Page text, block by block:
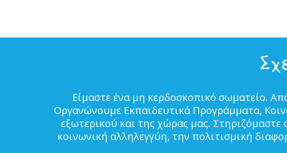
Είμαστε ένα μη κερδοσκοπικό σωματείο.
Οργανώνουμε Εκπαιδευτικά Προγράμματα,
εξωτερικού και της χώρας μας.
κοινωνική αλληλεγγύη, την πολιτισμική